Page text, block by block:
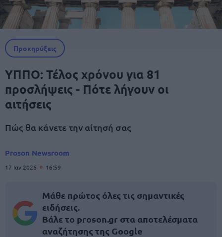
Προκηρύξεις
ΥΠΠΟ: Τέλος χρόνου για 81
προσλήψεις - Πότε λήγουν οι
αιτήσεις
Πώς θα κάνετε την αίτησή σας
Proson Newsroom
17 Ιαν 2026 16:59
Μάθε πρώτος όλες τις σημαντικές
ειδήσεις.
Βάλε το proson.gr στα αποτελέσματα
αναζήτησης της Google